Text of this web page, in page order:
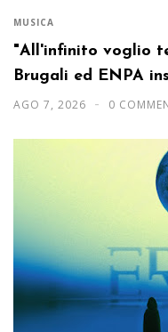
MUSICA
"All'infinito voglio
Brugali ed ENPA
AGO 7, 2026 0